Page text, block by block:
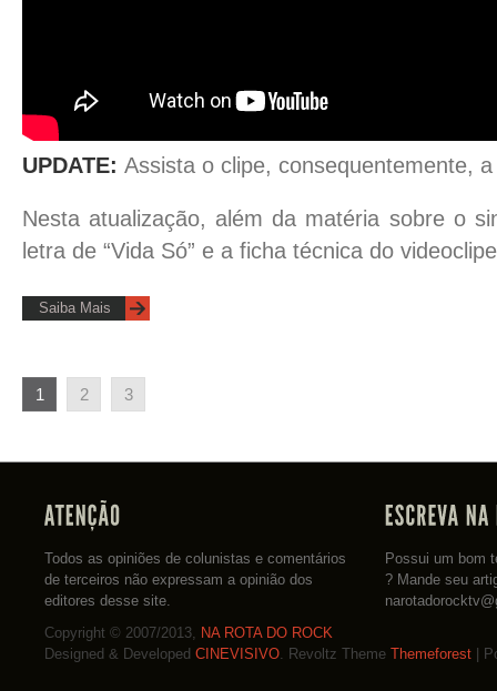
UPDATE: Assista o clipe, consequentemente,
Nesta atualização, além da matéria sobre o
letra de “Vida Só” e a ficha técnica do
Saiba Mais
1 2 3
Todos as opiniões de colunistas e comentários
de terceiros não expressam a opinião dos
editores desse site.
Possui um bom
? Mande seu
Copyright © 2007/2013,
NA ROTA DO ROCK
Designed & Developed CINEVISIVO . Revoltz Theme Themeforest |